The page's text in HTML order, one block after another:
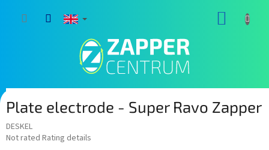
Plate electrode - Super Ravo Zapper
DESKEL
The
Not rated Rating details